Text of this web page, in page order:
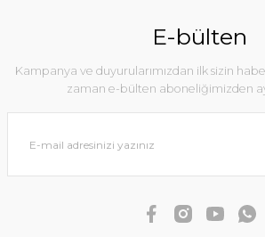
E-bülten
Kampanya ve duyurularımızdan ilk sizin
zaman e-bülten aboneliğimizden